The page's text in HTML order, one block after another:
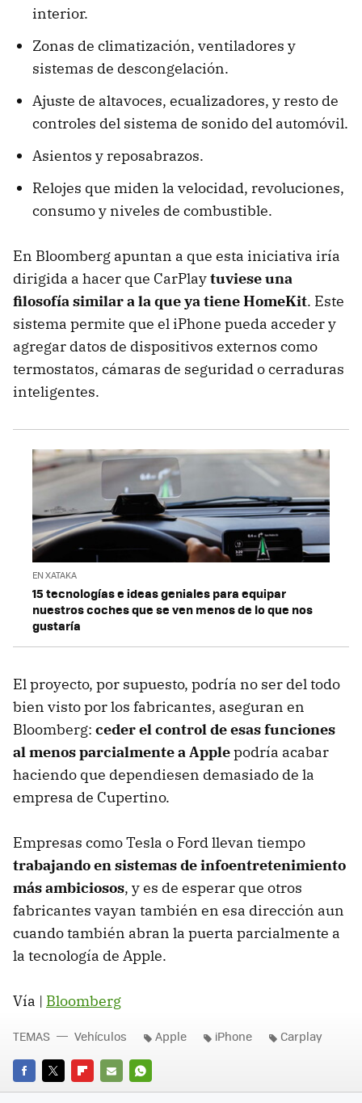
interior.
Zonas de climatización, ventiladores y
sistemas de descongelación.
Ajuste de altavoces, ecualizadores, y resto de
controles del sistema de sonido del automóvil.
Asientos y reposabrazos.
Relojes que miden la velocidad, revoluciones,
consumo y niveles de combustible.
En Bloomberg apuntan a que esta iniciativa iría
dirigida a hacer que CarPlaytuviese una
filosofía similar a la que ya tiene HomeKit. Este
sistema permite que el iPhone pueda acceder y
agregar datos de dispositivos externos como
termostatos, cámaras de seguridad o cerraduras
inteligentes.
EN XATAKA
15 tecnologías e ideas geniales para equipar
nuestros coches que se ven menos de lo que nos
gustaría
El proyecto, por supuesto, podría no ser del todo
bien visto por los fabricantes, aseguran en
Bloomberg: ceder el control de esas funciones
al menos parcialmente a Applepodría acabar
haciendo que dependiesen demasiado de la
empresa de Cupertino.
Empresas como Tesla o Ford llevan tiempo
trabajando en sistemas de infoentretenimiento
más ambiciosos, y es de esperar que otros
fabricantes vayan también en esa dirección aun
cuando también abran la puerta parcialmente a
la tecnología de Apple.
Vía | Bloomberg
FACEBOOK
TWITTERFLIPBOARD
E-
WHATSAPP
TEMAS Vehículos Apple iPhone Carplay